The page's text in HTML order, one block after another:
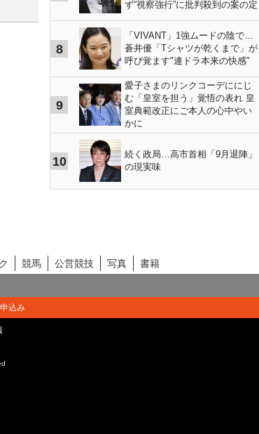
ず“視察強行”に批判殺到の案の定
8
「VIVANT」1強ムードの陰で…
蒼井優「Tシャツが乾くまで」が
呼び覚ます"連ドラ本来の快感"
9
愛子さまのリンクコーデににじ
む「皇室を担う」覚悟の表れ 皇
室典範改正にご本人の心中やい
かに
10
続く政局…高市首相「9月退陣」
の現実味
競馬 公営競技 写真
書籍
込み